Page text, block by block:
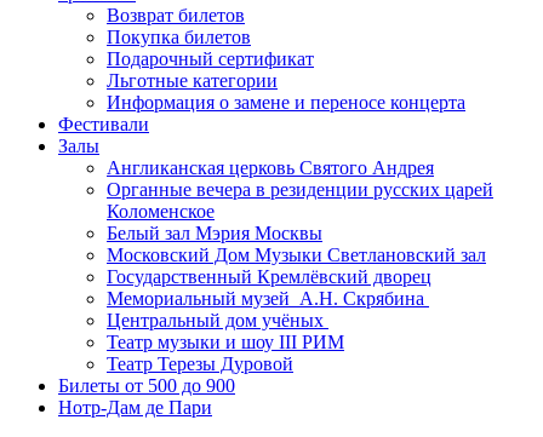
Возврат билетов
Покупка билетов
Подарочный сертификат
Льготные категории
Информация о замене и переносе концерта
Фестивали
Залы
Англиканская церковь Святого Андрея
Органные вечера в резиденции русских царей
Коломенское
Белый зал Мэрия Москвы
Московский Дом Музыки Светлановский зал
Государственный Кремлёвский дворец
Мемориальный музей А.Н. Скрябина
Центральный дом учёных
Театр музыки и шоу III РИМ
Театр Терезы Дуровой
Билеты от 500 до 900
Нотр-Дам де Пари